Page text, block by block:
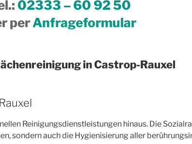
: 02333 – 60 92 50
perAnfrageformular
in Castrop-Rauxel
Reinigungsdienstleistungen hinaus. Die
sondern auch die Hygienisierung aller